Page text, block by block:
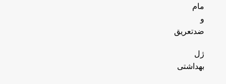
مام
و
ضدتعریق
ژل
بهداشتی